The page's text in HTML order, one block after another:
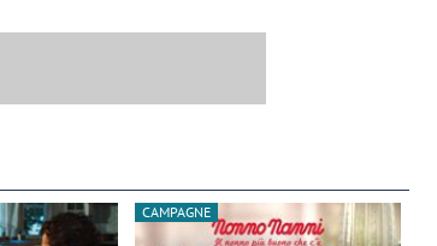
CAMPAGNE